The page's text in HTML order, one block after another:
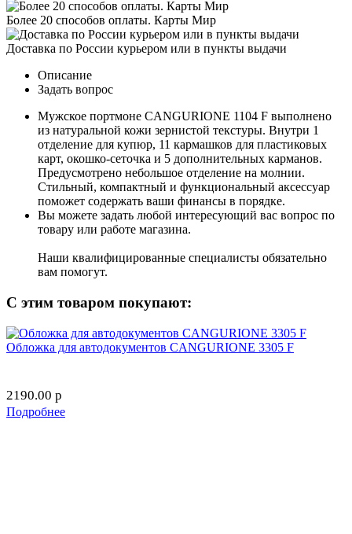
Более 20 способов оплаты. Карты Мир
Доставка по России курьером или в пункты выдачи
Описание
Задать вопрос
Мужское портмоне CANGURIONE 1104 F выполнено
из натуральной кожи зернистой текстуры. Внутри 1
отделение для купюр, 11 кармашков для пластиковых
карт, окошко-сеточка и 5 дополнительных карманов.
Предусмотрено небольшое отделение на молнии.
Стильный, компактный и функциональный аксессуар
поможет содержать ваши финансы в порядке.
Вы можете задать любой интересующий вас вопрос по
товару или работе магазина.
Наши квалифицированные специалисты обязательно
вам помогут.
С этим товаром покупают:
Обложка для автодокументов CANGURIONE 3305 F
2190.00 p
Подробнее